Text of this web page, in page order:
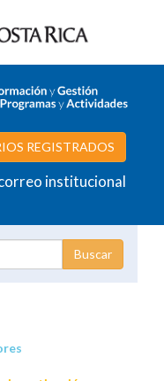
REGISTRADOS
institucional